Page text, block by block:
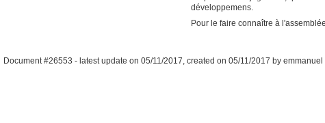
développemens.
Pour le faire connaître à
Document #26553 - latest update on 05/11/2017, created on 05/11/2017 by emmanuel